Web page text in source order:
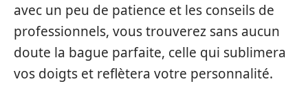
avec un peu de patience et les conseils de
professionnels, vous trouverez sans aucun
doute la bague parfaite, celle qui sublimera
vos doigts et reflètera votre personnalité.